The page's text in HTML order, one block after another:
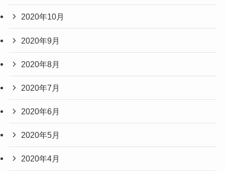
2020年10月
2020年9月
2020年8月
2020年7月
2020年6月
2020年5月
2020年4月